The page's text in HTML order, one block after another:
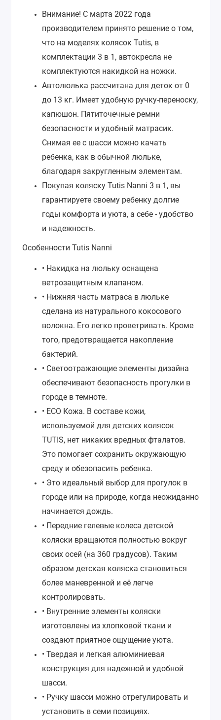
Внимание! С марта 2022 года
производителем принято решение о том,
что на моделях колясок Tutis, в
комплектации 3 в 1, автокресла не
комплектуются накидкой на ножки.
Автолюлька рассчитана для деток от 0
до 13 кг. Имеет удобную ручку-переноску,
капюшон. Пятиточечные ремни
безопасности и удобный матрасик.
Снимая ее с шасси можно качать
ребенка, как в обычной люльке,
благодаря закругленным элементам.
Покупая коляску Tutis Nanni 3 в 1, вы
гарантируете своему ребенку долгие
годы комфорта и уюта, а себе - удобство
и надежность.
Особенности Tutis Nanni
• Накидка на люльку оснащена
ветрозащитным клапаном.
• Нижняя часть матраса в люльке
сделана из натурального кокосового
волокна. Его легко проветривать. Кроме
того, предотвращается накопление
бактерий.
• Светоотражающие элементы дизайна
обеспечивают безопасность прогулки в
городе в темноте.
• ECO Кожа. В составе кожи,
используемой для детских колясок
TUTIS, нет никаких вредных фталатов.
Это помогает сохранить окружающую
среду и обезопасить ребенка.
• Это идеальный выбор для прогулок в
городе или на природе, когда неожиданно
начинается дождь.
• Передние гелевые колеса детской
коляски вращаются полностью вокруг
своих осей (на 360 градусов). Таким
образом детская коляска становиться
более маневренной и её легче
контролировать.
• Внутренние элементы коляски
изготовлены из хлопковой ткани и
создают приятное ощущение уюта.
• Твердая и легкая алюминиевая
конструкция для надежной и удобной
шасси.
• Ручку шасси можно отрегулировать и
установить в семи позициях.